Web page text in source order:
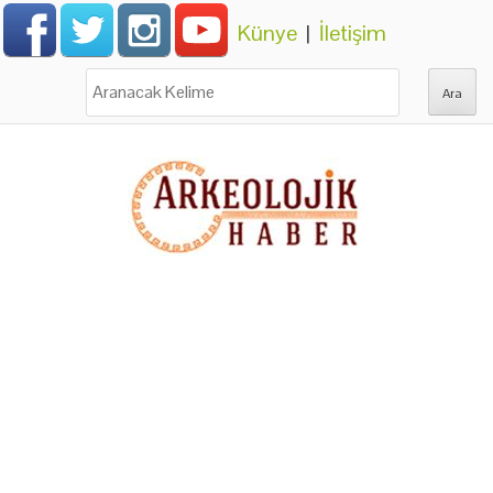
Künye | İletişim